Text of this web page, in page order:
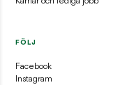
FÖLJ
Facebook
Instagram